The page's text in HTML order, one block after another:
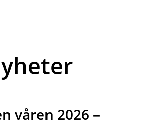
våren 2026 –